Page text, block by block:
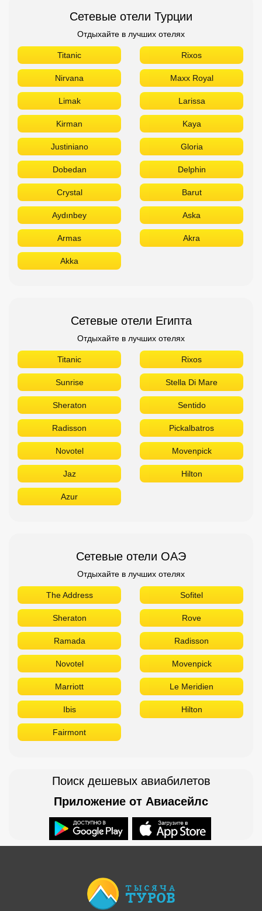
Сетевые отели Турции
Отдыхайте в лучших отелях
Titanic Rixos
Nirvana Maxx Royal
Limak Larissa
Kirman Kaya
Justiniano Gloria
Dobedan Delphin
Crystal Barut
Aydınbey Aska
Armas Akra
Akka
Сетевые отели Египта
Отдыхайте в лучших отелях
Titanic Rixos
Sunrise Stella Di Mare
Sheraton Sentido
Radisson Pickalbatros
Novotel Movenpick
Jaz Hilton
Azur
Сетевые отели ОАЭ
Отдыхайте в лучших отелях
The Address Sofitel
Sheraton Rove
Ramada Radisson
Novotel Movenpick
Marriott Le Meridien
Ibis Hilton
Fairmont
Поиск дешевых авиабилетов
Приложение от Авиасейлс